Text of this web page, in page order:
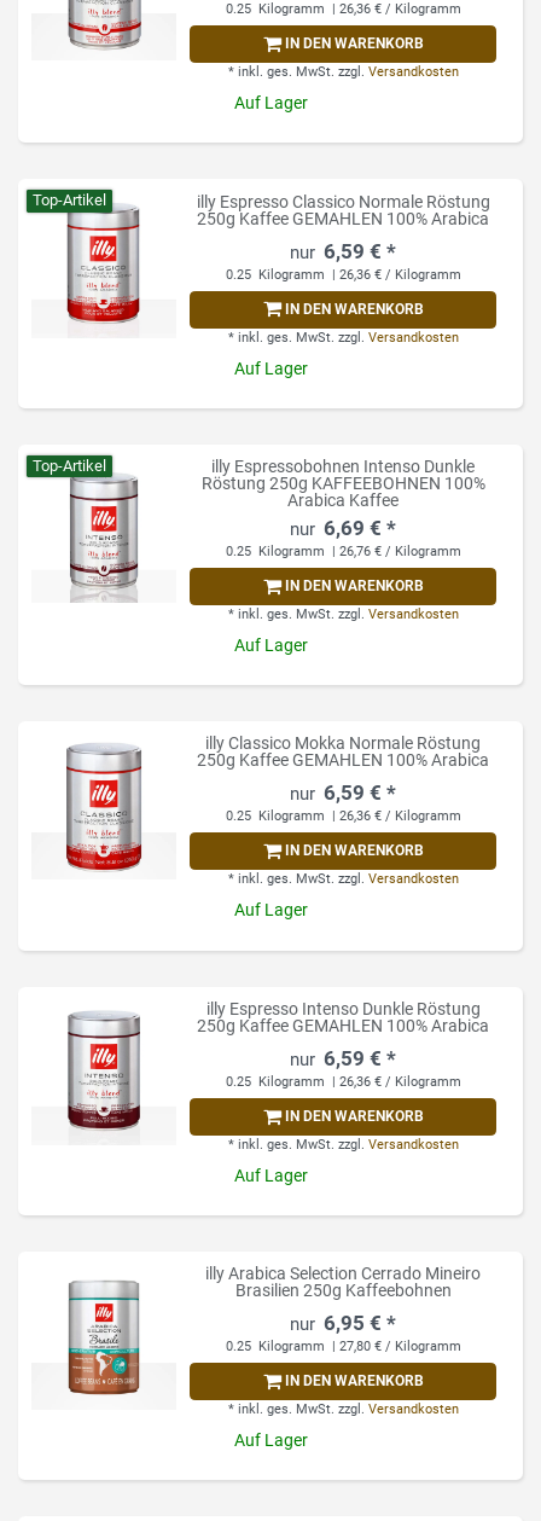
0.25 Kilogramm | 26,36 € / Kilogramm
IN DEN WARENKORB
* inkl. ges. MwSt. zzgl. Versandkosten
Auf Lager
Top-Artikel
illy Espresso Classico Normale Röstung
250g Kaffee GEMAHLEN 100% Arabica
6,59 € *
0.25 Kilogramm | 26,36 € / Kilogramm
IN DEN WARENKORB
* inkl. ges. MwSt. zzgl. Versandkosten
Auf Lager
Top-Artikel
illy Espressobohnen Intenso Dunkle
Röstung 250g KAFFEEBOHNEN 100%
Arabica Kaffee
6,69 € *
0.25 Kilogramm | 26,76 € / Kilogramm
IN DEN WARENKORB
* inkl. ges. MwSt. zzgl. Versandkosten
Auf Lager
illy Classico Mokka Normale Röstung
250g Kaffee GEMAHLEN 100% Arabica
6,59 € *
0.25 Kilogramm | 26,36 € / Kilogramm
IN DEN WARENKORB
* inkl. ges. MwSt. zzgl. Versandkosten
Auf Lager
illy Espresso Intenso Dunkle Röstung
250g Kaffee GEMAHLEN 100% Arabica
6,59 € *
0.25 Kilogramm | 26,36 € / Kilogramm
IN DEN WARENKORB
* inkl. ges. MwSt. zzgl. Versandkosten
Auf Lager
illy Arabica Selection Cerrado Mineiro
Brasilien 250g Kaffeebohnen
6,95 € *
0.25 Kilogramm | 27,80 € / Kilogramm
IN DEN WARENKORB
* inkl. ges. MwSt. zzgl. Versandkosten
Auf Lager